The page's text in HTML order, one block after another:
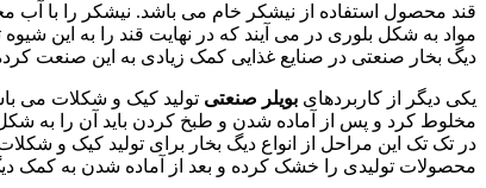
قند محصول استفاده از نیشکر خام می باشد. نیشکر را با
مواد به شکل بلوری در می آیند که در نهایت قند را به این
دیگ بخار صنعتی در صنایع غذایی کمک زیادی به این صنعت
یکی دیگر از کاربردهای بویلر صنعتی تولید کیک و شکلات می
مخلوط کرد و پس از آماده شدن و طبخ کردن باید آن را به
در تک تک این مراحل از انواع دیگ بخار برای تولید کیک و
محصولات تولیدی را خشک کرده و بعد از آماده شدن به کمک